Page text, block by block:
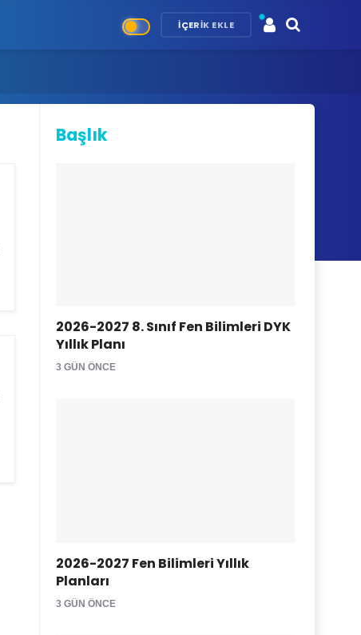
İÇERIK EKLE
Başlık
2026-2027 8. Sınıf Fen Bilimleri DYK
Yıllık Planı
3 GÜN ÖNCE
2026-2027 Fen Bilimleri Yıllık
Planları
3 GÜN ÖNCE